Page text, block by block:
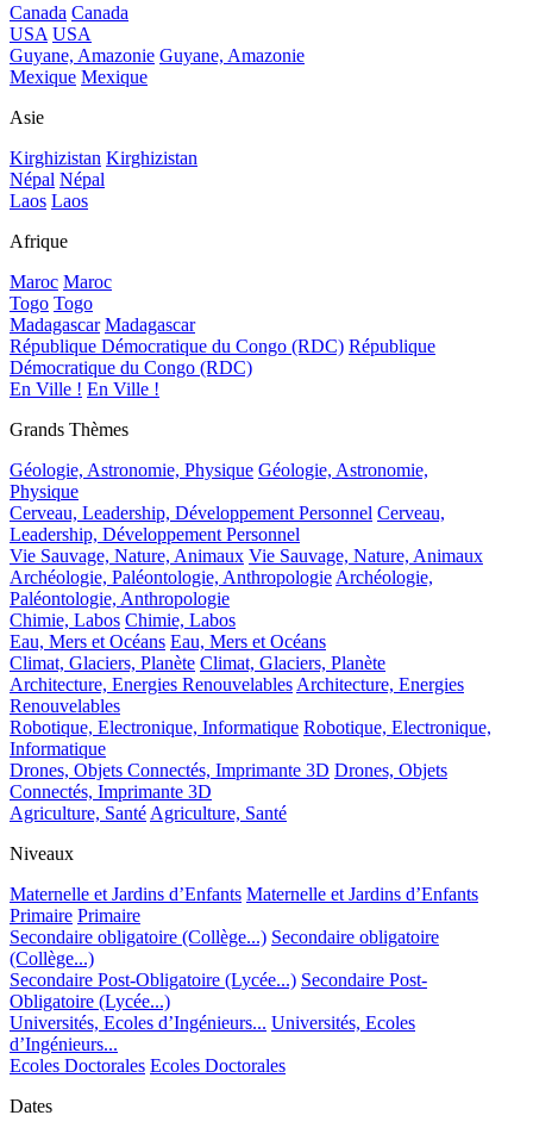
Canada Canada
USA USA
Guyane, Amazonie Guyane, Amazonie
Mexique Mexique
Asie
Kirghizistan Kirghizistan
Népal Népal
Laos Laos
Afrique
Maroc Maroc
Togo Togo
Madagascar Madagascar
République Démocratique du Congo (RDC) République
Démocratique du Congo (RDC)
En Ville ! En Ville !
Grands Thèmes
Géologie, Astronomie, Physique Géologie, Astronomie,
Physique
Cerveau, Leadership, Développement Personnel Cerveau,
Leadership, Développement Personnel
Vie Sauvage, Nature, Animaux Vie Sauvage, Nature, Animaux
Archéologie, Paléontologie, Anthropologie Archéologie,
Paléontologie, Anthropologie
Chimie, Labos Chimie, Labos
Eau, Mers et Océans Eau, Mers et Océans
Climat, Glaciers, Planète Climat, Glaciers, Planète
Architecture, Energies Renouvelables Architecture, Energies
Renouvelables
Robotique, Electronique, Informatique Robotique, Electronique,
Informatique
Drones, Objets Connectés, Imprimante 3D Drones, Objets
Connectés, Imprimante 3D
Agriculture, Santé Agriculture, Santé
Niveaux
Maternelle et Jardins d’Enfants Maternelle et Jardins d’Enfants
Primaire Primaire
Secondaire obligatoire (Collège...) Secondaire obligatoire
(Collège...)
Secondaire Post-Obligatoire (Lycée...) Secondaire Post-
Obligatoire (Lycée...)
Universités, Ecoles d’Ingénieurs... Universités, Ecoles
d’Ingénieurs...
Ecoles Doctorales Ecoles Doctorales
Dates